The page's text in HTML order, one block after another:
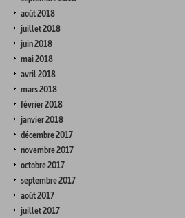
août 2018
juillet 2018
juin 2018
mai 2018
avril 2018
mars 2018
février 2018
janvier 2018
décembre 2017
novembre 2017
octobre 2017
septembre 2017
août 2017
juillet 2017